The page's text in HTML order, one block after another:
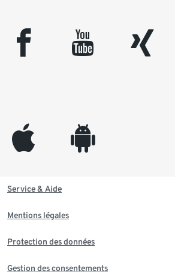
facebook youtube xing
appleinc android
Service & Aide
Mentions légales
Protection des données
Gestion des consentements